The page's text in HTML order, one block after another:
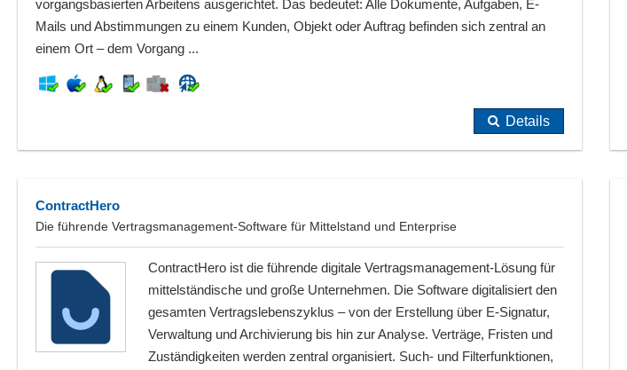
vorgangsbasierten Arbeitens ausgerichtet. Das bedeutet: Alle Dokumente, Aufgaben, E-
Mails und Abstimmungen zu einem Kunden, Objekt oder Auftrag befinden sich zentral an
einem Ort – dem Vorgang ...
Details
ContractHero
Die führende Vertragsmanagement-Software für Mittelstand und Enterprise
ContractHero ist die führende digitale Vertragsmanagement-Lösung für
mittelständische und große Unternehmen. Die Software digitalisiert den
gesamten Vertragslebenszyklus – von der Erstellung über E-Signatur,
Verwaltung und Archivierung bis hin zur Analyse. Verträge, Fristen und
Zuständigkeiten werden zentral organisiert. Such- und Filterfunktionen,